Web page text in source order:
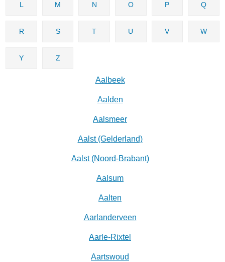
L M N O P Q
R S T U V W
Y Z
Aalbeek
Aalden
Aalsmeer
Aalst (Gelderland)
Aalst (Noord-Brabant)
Aalsum
Aalten
Aarlanderveen
Aarle-Rixtel
Aartswoud